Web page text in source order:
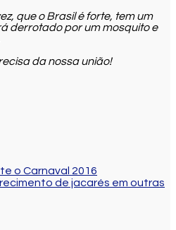
que o Brasil é forte, tem um
derrotado por um mosquito e
da nossa união!
o Carnaval 2016
de jacarés em outras